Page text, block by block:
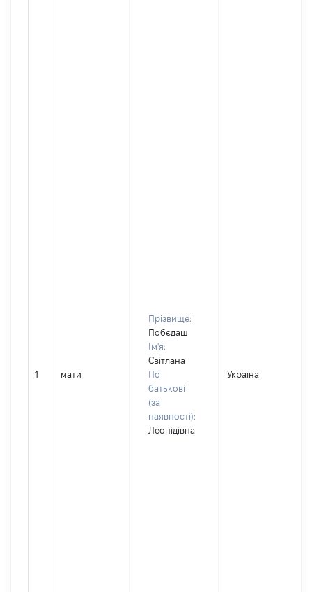
1 мати
Прізвище:
Побєдаш
Ім'я:
Світлана
По
батькові
(за
наявності):
Леонідівна
Україна